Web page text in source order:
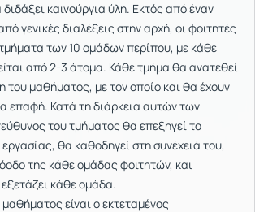
καινούργια ύλη. Εκτός από έναν
γενικές διαλέξεις στην αρχή, οι φοιτητές
των 10 ομάδων περίπου, με κάθε
από 2-3 άτομα. Κάθε τμήμα θα ανατεθεί
του μαθήματος, με τον οποίο και θα έχουν
επαφή. Κατά τη διάρκεια αυτών των
του τμήματος θα επεξηγεί το
θα καθοδηγεί στη συνέχειά του,
της κάθε ομάδας φοιτητών, και
κάθε ομάδα.
μαθήματος είναι ο εκτεταμένος